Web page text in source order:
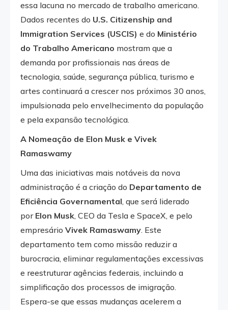
essa lacuna no mercado de trabalho americano.
Dados recentes do U.S. Citizenship and
Immigration Services (USCIS) e do Ministério
do Trabalho Americano mostram que a
demanda por profissionais nas áreas de
tecnologia, saúde, segurança pública, turismo e
artes continuará a crescer nos próximos 30 anos,
impulsionada pelo envelhecimento da população
e pela expansão tecnológica.
A Nomeação de Elon Musk e Vivek
Ramaswamy
Uma das iniciativas mais notáveis da nova
administração é a criação do Departamento de
Eficiência Governamental, que será liderado
por Elon Musk, CEO da Tesla e SpaceX, e pelo
empresário Vivek Ramaswamy. Este
departamento tem como missão reduzir a
burocracia, eliminar regulamentações excessivas
e reestruturar agências federais, incluindo a
simplificação dos processos de imigração.
Espera-se que essas mudanças acelerem a